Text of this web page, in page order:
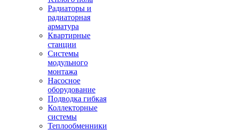
Радиаторы и
радиаторная
арматура
Квартирные
станции
Системы
модульного
монтажа
Насосное
оборудование
Подводка гибкая
Коллекторные
системы
Теплообменники